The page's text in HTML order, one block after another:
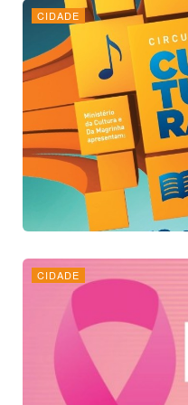
CIDADE
CIDADE